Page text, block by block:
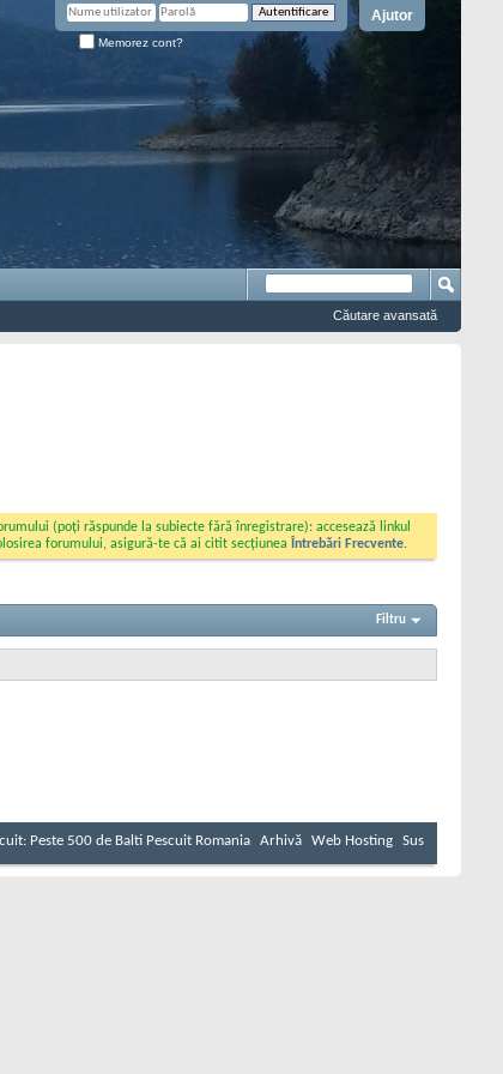
Ajutor
Memorez cont?
Căutare avansată
(poți răspunde la subiecte fără înregistrare): accesează linkul
forumului, asigură-te că ai citit secțiunea Întrebări Frecvente.
Filtru
Peste 500 de Balti Pescuit Romania Arhivă Web Hosting Sus